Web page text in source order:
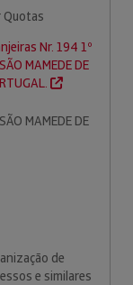
Quotas
Nr. 194 1º
MAMEDE DE
MAMEDE DE
de
e similares